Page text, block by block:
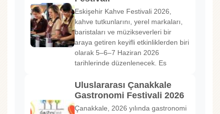
Eskişehir Kahve Festivali 2026,
kahve tutkunlarını, yerel markaları,
baristaları ve müzikseverleri bir
araya getiren keyifli etkinliklerden biri
olarak 5–6–7 Haziran 2026
tarihlerinde düzenlenecek. Es
Uluslararası Çanakkale
Gastronomi Festivali 2026
Çanakkale, 2026 yılında gastronomi